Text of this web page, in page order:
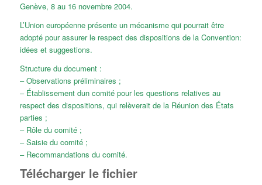
Genève, 8 au 16 novembre 2004.
L’Union européenne présente un mécanisme qui pourrait être
adopté pour assurer le respect des dispositions de la Convention:
idées et suggestions.
Structure du document :
– Observations préliminaires ;
– Établissement dun comité pour les questions relatives au
respect des dispositions, qui relèverait de la Réunion des États
parties ;
– Rôle du comité ;
– Saisie du comité ;
– Recommandations du comité.
Télécharger le fichier